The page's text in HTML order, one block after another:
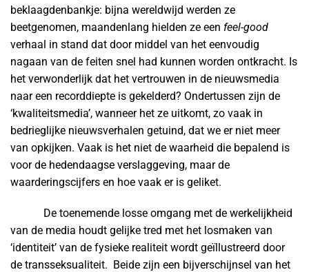
beklaagdenbankje: bijna wereldwijd werden ze
beetgenomen, maandenlang hielden ze een feel-good
verhaal in stand dat door middel van het eenvoudig
nagaan van de feiten snel had kunnen worden ontkracht. Is
het verwonderlijk dat het vertrouwen in de nieuwsmedia
naar een recorddiepte is gekelderd? Ondertussen zijn de
‘kwaliteitsmedia’, wanneer het ze uitkomt, zo vaak in
bedrieglijke nieuwsverhalen getuind, dat we er niet meer
van opkijken. Vaak is het niet de waarheid die bepalend is
voor de hedendaagse verslaggeving, maar de
waarderingscijfers en hoe vaak er is geliket.
De toenemende losse omgang met de werkelijkheid
van de media houdt gelijke tred met het losmaken van
‘identiteit’ van de fysieke realiteit wordt geïllustreerd door
de transseksualiteit. Beide zijn een bijverschijnsel van het